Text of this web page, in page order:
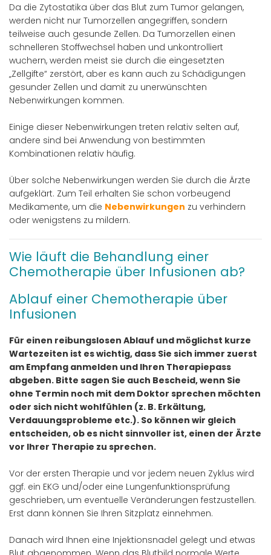
Da die Zytostatika über das Blut zum Tumor gelangen,
werden nicht nur Tumorzellen angegriffen, sondern
teilweise auch gesunde Zellen. Da Tumorzellen einen
schnelleren Stoffwechsel haben und unkontrolliert
wuchern, werden meist sie durch die eingesetzten
„Zellgifte“ zerstört, aber es kann auch zu Schädigungen
gesunder Zellen und damit zu unerwünschten
Nebenwirkungen kommen.
Einige dieser Nebenwirkungen treten relativ selten auf,
andere sind bei Anwendung von bestimmten
Kombinationen relativ häufig.
Über solche Nebenwirkungen werden Sie durch die Ärzte
aufgeklärt. Zum Teil erhalten Sie schon vorbeugend
Medikamente, um die Nebenwirkungen zu verhindern
oder wenigstens zu mildern.
Wie läuft die Behandlung einer
Chemotherapie über Infusionen ab?
Ablauf einer Chemotherapie über
Infusionen
Für einen reibungslosen Ablauf und möglichst kurze
Wartezeiten ist es wichtig, dass Sie sich immer zuerst
am Empfang anmelden und Ihren Therapiepass
abgeben. Bitte sagen Sie auch Bescheid, wenn Sie
ohne Termin noch mit dem Doktor sprechen möchten
oder sich nicht wohlfühlen (z. B. Erkältung,
Verdauungsprobleme etc.). So können wir gleich
entscheiden, ob es nicht sinnvoller ist, einen der Ärzte
vor Ihrer Therapie zu sprechen.
Vor der ersten Therapie und vor jedem neuen Zyklus wird
ggf. ein EKG und/oder eine Lungenfunktionsprüfung
geschrieben, um eventuelle Veränderungen festzustellen.
Erst dann können Sie Ihren Sitzplatz einnehmen.
Danach wird Ihnen eine Injektionsnadel gelegt und etwas